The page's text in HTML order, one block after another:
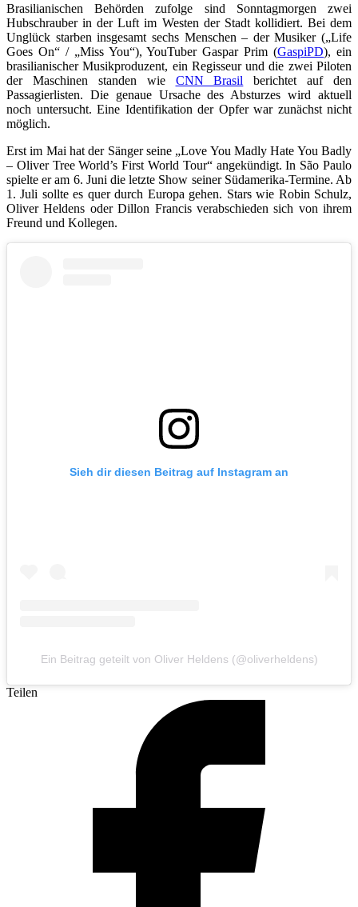
Brasilianischen Behörden zufolge sind Sonntagmorgen zwei
Hubschrauber in der Luft im Westen der Stadt kollidiert. Bei dem
Unglück starben insgesamt sechs Menschen – der Musiker („Life
Goes On“ / „Miss You“), YouTuber Gaspar Prim (GaspiPD), ein
brasilianischer Musikproduzent, ein Regisseur und die zwei Piloten
der Maschinen standen wie CNN Brasil berichtet auf den
Passagierlisten. Die genaue Ursache des Absturzes wird aktuell
noch untersucht. Eine Identifikation der Opfer war zunächst nicht
möglich.
Erst im Mai hat der Sänger seine „Love You Madly Hate You Badly
– Oliver Tree World’s First World Tour“ angekündigt. In São Paulo
spielte er am 6. Juni die letzte Show seiner Südamerika-Termine. Ab
1. Juli sollte es quer durch Europa gehen. Stars wie Robin Schulz,
Oliver Heldens oder Dillon Francis verabschieden sich von ihrem
Freund und Kollegen.
Sieh dir diesen Beitrag auf Instagram an
Ein Beitrag geteilt von Oliver Heldens (@oliverheldens)
Teilen